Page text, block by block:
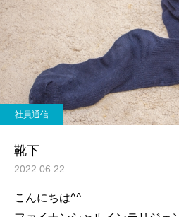
社員通信
靴下
2022.06.22
こんにちは^^